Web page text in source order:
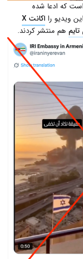
که ادعا شده
ویدیو را
اکانت X
تایم هم منتشر کردند.